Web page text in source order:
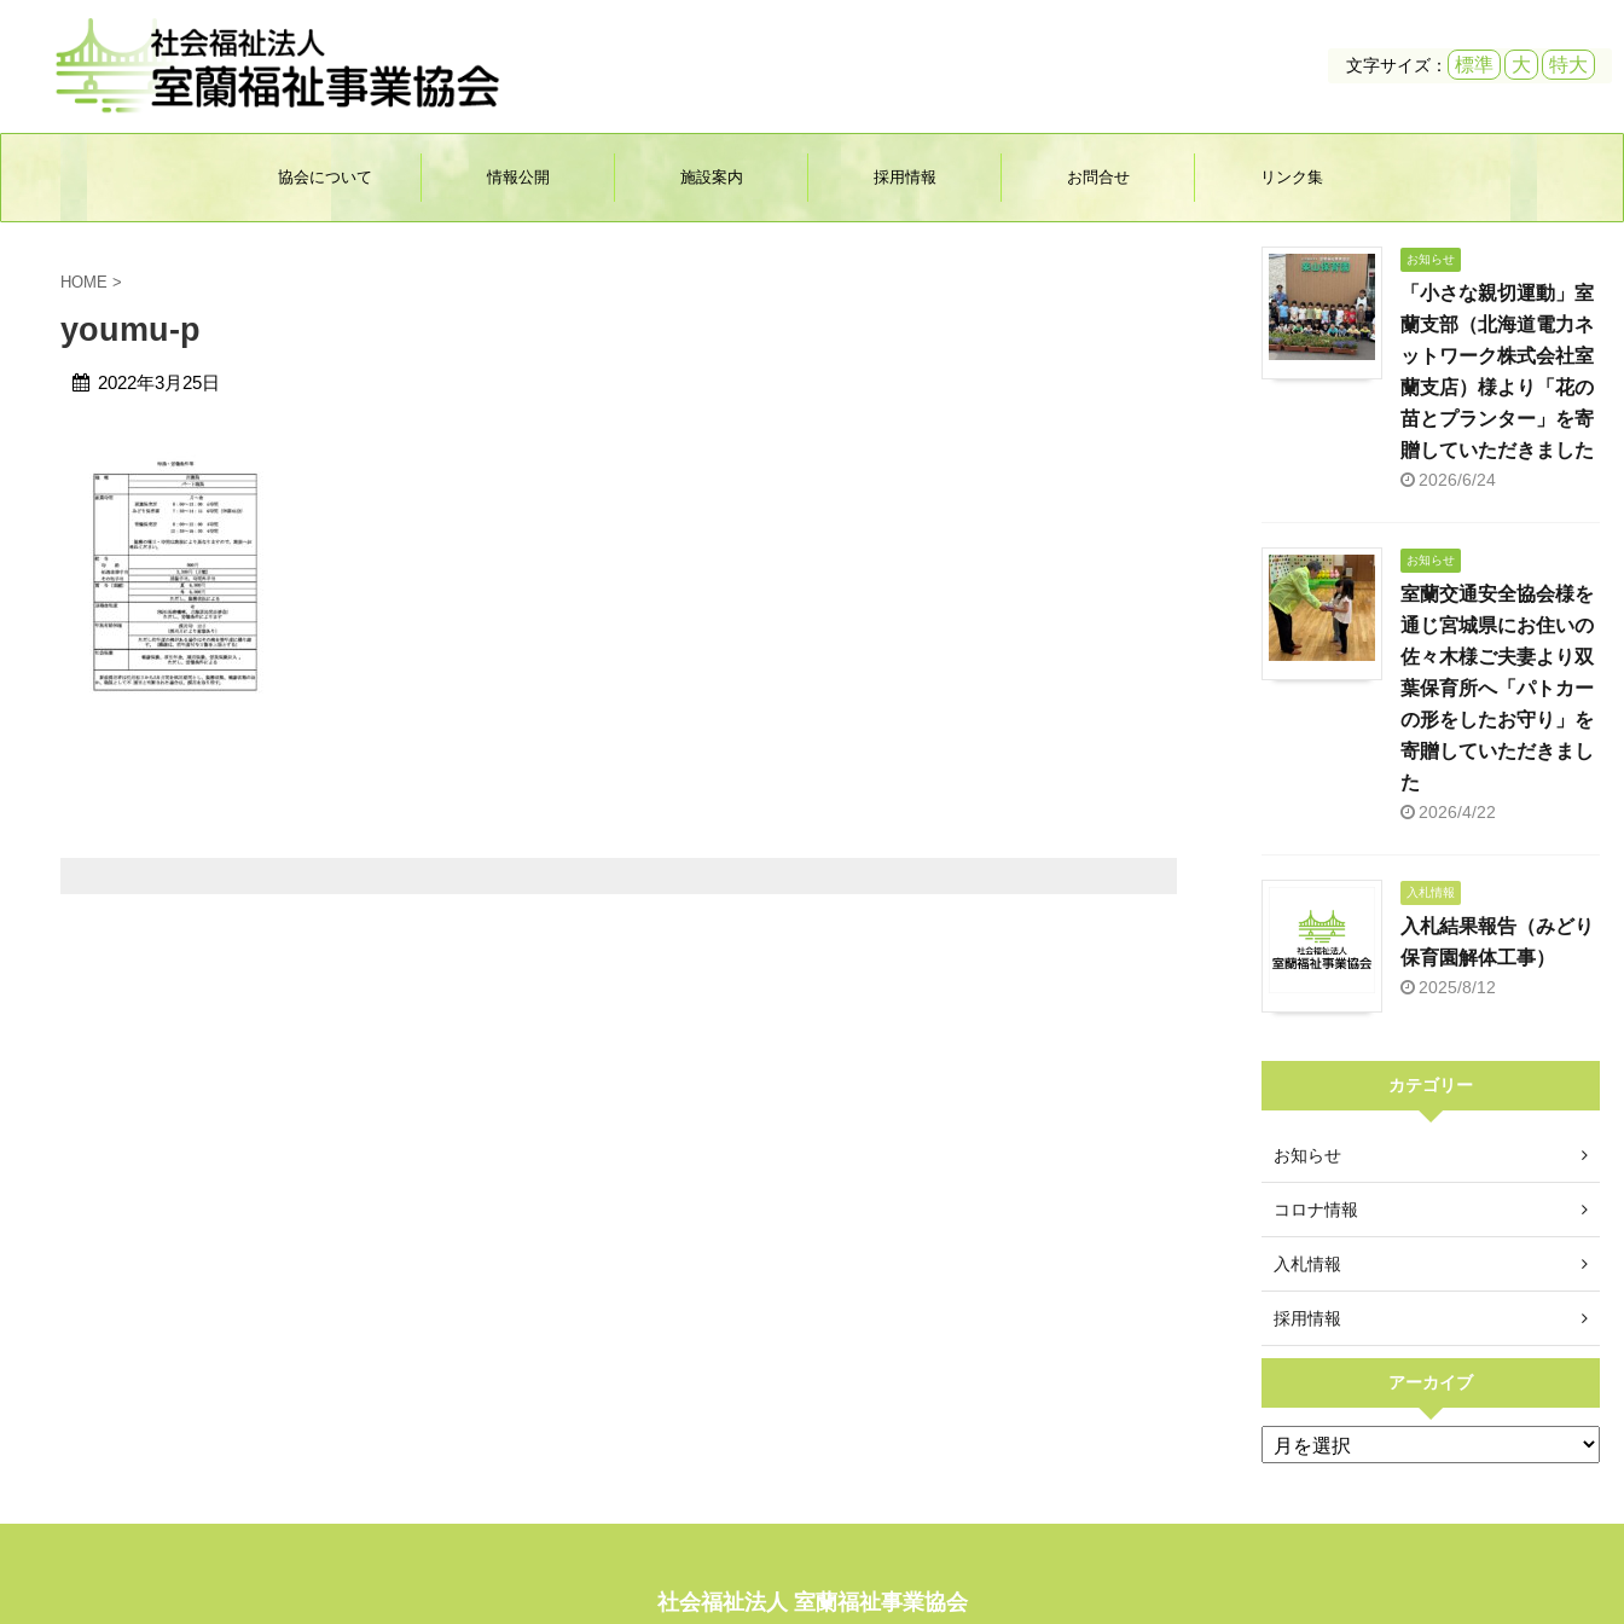
文字サイズ： 標準 大 特大
協会について 情報公開 施設案内 採用情報 お問合せ リンク集
HOME >
youmu-p
2022年3月25日
お知らせ
「小さな親切運動」室
蘭支部（北海道電力ネ
ットワーク株式会社室
蘭支店）様より「花の
苗とプランター」を寄
贈していただきました
2026/6/24
お知らせ
室蘭交通安全協会様を
通じ宮城県にお住いの
佐々木様ご夫妻より双
葉保育所へ「パトカー
の形をしたお守り」を
寄贈していただきまし
た
2026/4/22
入札情報
入札結果報告（みどり
保育園解体工事）
2025/8/12
カテゴリー
お知らせ
コロナ情報
入札情報
採用情報
アーカイブ
社会福祉法人 室蘭福祉事業協会